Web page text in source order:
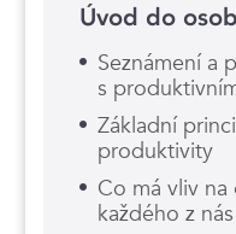
Úvod do
Seznámení a
s
Základní
produktivity
Co má vliv
každého z nás